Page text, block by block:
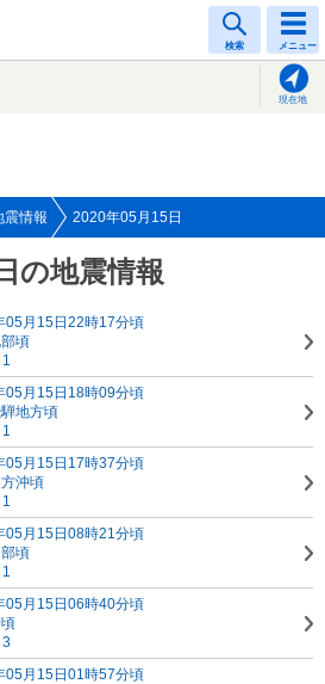
検索 メニュー
現在地
震情報 2020年05月15日
の地震情報
05月15日22時17分頃
頃
05月15日18時09分頃
地方頃
05月15日17時37分頃
沖頃
05月15日08時21分頃
頃
05月15日06時40分頃
05月15日01時57分頃